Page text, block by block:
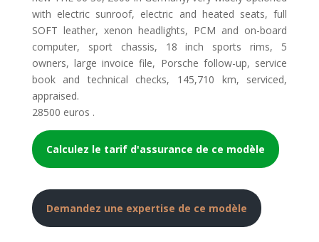
with electric sunroof, electric and heated seats, full
SOFT leather, xenon headlights, PCM and on-board
computer, sport chassis, 18 inch sports rims, 5
owners, large invoice file, Porsche follow-up, service
book and technical checks, 145,710 km, serviced,
appraised.
28500 euros .
Calculez le tarif d'assurance de ce modèle
Demandez une expertise de ce modèle